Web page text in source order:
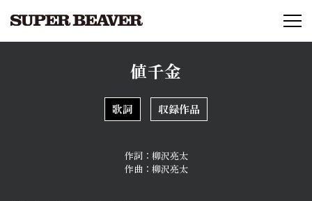
値千金
歌詞 収録作品
作詞： 柳沢亮太
作曲： 柳沢亮太